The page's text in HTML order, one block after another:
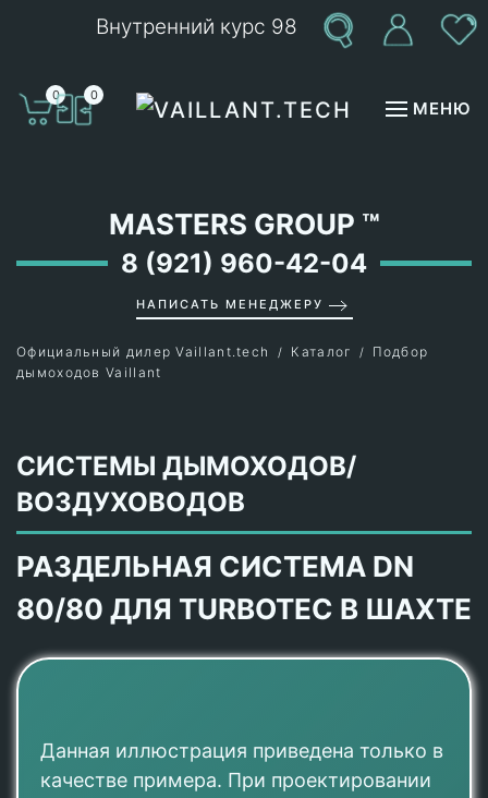
Внутренний курс 98
0 0
МЕНЮ
MASTERS GROUP ™
8 (921) 960-42-04
НАПИСАТЬ МЕНЕДЖЕРУ
Официальный дилер Vaillant.tech Каталог
Подбор
дымоходов Vaillant
СИСТЕМЫ ДЫМОХОДОВ/
ВОЗДУХОВОДОВ
РАЗДЕЛЬНАЯ СИСТЕМА DN
80/80 ДЛЯ TURBOTEC В ШАХТЕ
Данная иллюстрация приведена только в
качестве примера. При проектировании